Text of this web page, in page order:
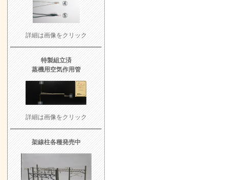
詳細は画像をクリック
特製組立済
蒸機用空気作用管
詳細は画像をクリック
架線柱各種発売中